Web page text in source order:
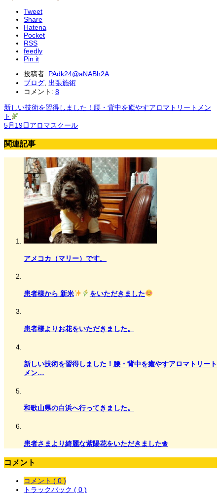
Tweet
Share
Hatena
Pocket
RSS
feedly
Pin it
投稿者: PAdk24@aNABh2A
ブログ, 出張施術
コメント: 8
新しい技術を習得しました！腰・背中を癒やすアロマトリートメン
ト
5月19日アロマスクール
関連記事
アメコカ（マリー）です。
患者様から 新米 をいただきました
患者様よりお花をいただきました。
新しい技術を習得しました！腰・背中を癒やすアロマトリート
メン…
和歌山県の白浜へ行ってきました。
患者さまより綺麗な紫陽花をいただきました❀
コメント
コメント ( 0 )
トラックバック ( 0 )